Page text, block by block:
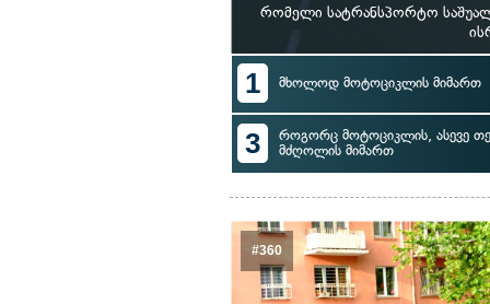
რომელი სატრანსპორტო
1 მხოლოდ მოტოციკლის მიმართ
3
როგორც მოტოციკლის, ასევე
მძღოლის მიმართ
#360